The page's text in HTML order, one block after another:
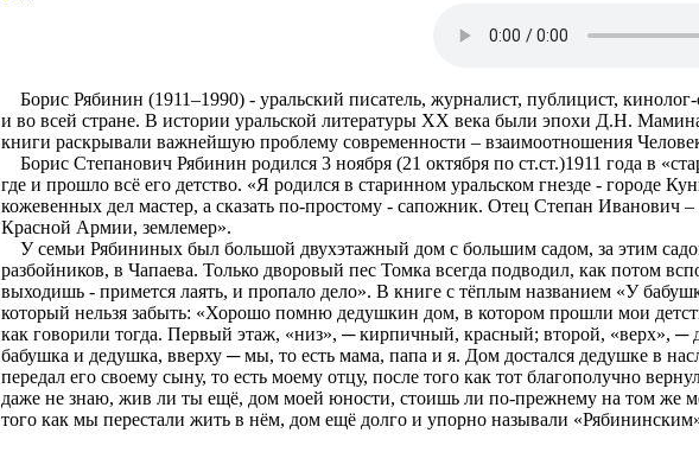
Борис Рябинин (1911–1990) - уральский писатель, журналист, публицист,
и во всей стране. В истории уральской литературы XX века были эпохи Д.Н.
книги раскрывали важнейшую проблему современности – взаимоотношения
Борис Степанович Рябинин родился 3 ноября (21 октября по ст.ст.)1911 года в
где и прошло всё его детство. «Я родился в старинном уральском гнезде - городе
кожевенных дел мастер, а сказать по-простому - сапожник. Отец Степан Иванович
Красной Армии, землемер».
У семьи Рябининых был большой двухэтажный дом с большим садом, за этим
разбойников, в Чапаева. Только дворовый пес Томка всегда подводил, как потом
выходишь - примется лаять, и пропало дело». В книге с тёплым названием «У
который нельзя забыть: «Хорошо помню дедушкин дом, в котором прошли мои
как говорили тогда. Первый этаж, «низ», ─ кирпичный, красный; второй, «верх», ─
бабушка и дедушка, вверху ─ мы, то есть мама, папа и я. Дом достался дедушке в
передал его своему сыну, то есть моему отцу, после того как тот благополучно
даже не знаю, жив ли ты ещё, дом моей юности, стоишь ли по-прежнему на том же
того как мы перестали жить в нём, дом ещё долго и упорно называли